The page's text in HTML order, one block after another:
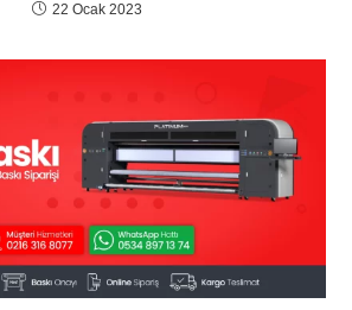
22 Ocak 2023